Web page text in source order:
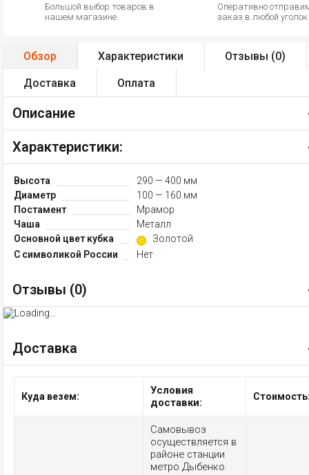
Большой выбор товаров в
нашем магазине
Оперативно
заказ в любой
Обзор Характеристики Отзывы (0)
Доставка Оплата
Описание
Характеристики:
Высота
290 — 400 мм
Диаметр
100 — 160 мм
Постамент
Мрамор
Чаша
Металл
Основной цвет кубка
Золотой
С символикой России
Нет
Отзывы (0)
Доставка
Куда везем:
Условия
доставки:
Самовывоз
осуществляется в
районе станции
метро Дыбенко.